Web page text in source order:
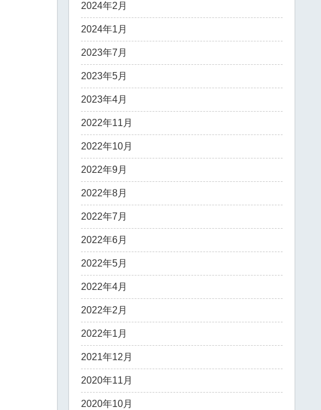
2024年2月
2024年1月
2023年7月
2023年5月
2023年4月
2022年11月
2022年10月
2022年9月
2022年8月
2022年7月
2022年6月
2022年5月
2022年4月
2022年2月
2022年1月
2021年12月
2020年11月
2020年10月